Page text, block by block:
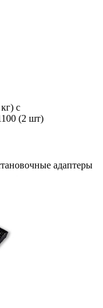
с
(2 шт)
адаптеры